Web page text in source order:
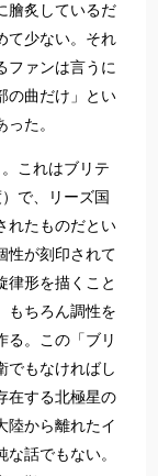
膾炙しているだ
て少ない。それ
ファンは言うに
の曲だけ」とい
た。
これはブリテ
で、リーズ国
れたものだとい
性が刻印されて
律形を描くこと
もちろん調性を
る。この「ブリ
でもなければし
在する北極星の
陸から離れたイ
話でもない。